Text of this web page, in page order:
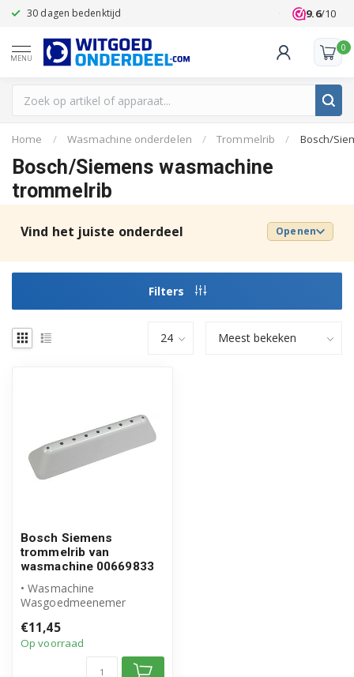
30 dagen bedenktijd Klanten
9.6/10
MENU
0
Home / Wasmachine onderdelen / Trommelrib / Bosch/
Bosch/Siemens wasmachine
trommelrib
Vind het juiste onderdeel Openen
Filters
Bosch Siemens
trommelrib van
wasmachine 00669833
• Wasmachine
Wasgoedmeenemer
product
• Artikelnummer...
€11,45
Op voorraad